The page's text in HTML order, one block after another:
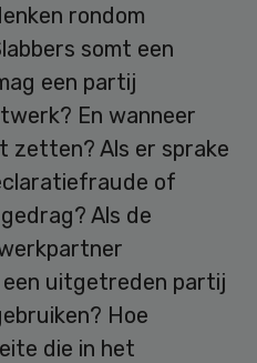
rondom
somt een
een partij
En wanneer
zetten? Als er sprake
of
Als de
een uitgetreden partij
Hoe
die in het